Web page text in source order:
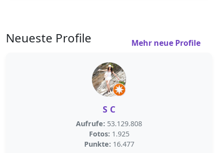
Neueste Profile Mehr neue Profile
S C
Aufrufe: 53.129.808
Fotos: 1.925
Punkte: 16.477